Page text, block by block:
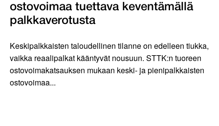
ostovoimaa tuettava keventämällä
palkkaverotusta
Keskipalkkaisten taloudellinen tilanne on edelleen tiukka,
vaikka reaalipalkat kääntyvät nousuun. STTK:n tuoreen
ostovoimakatsauksen mukaan keski- ja pienipalkkaisten
ostovoimaa...